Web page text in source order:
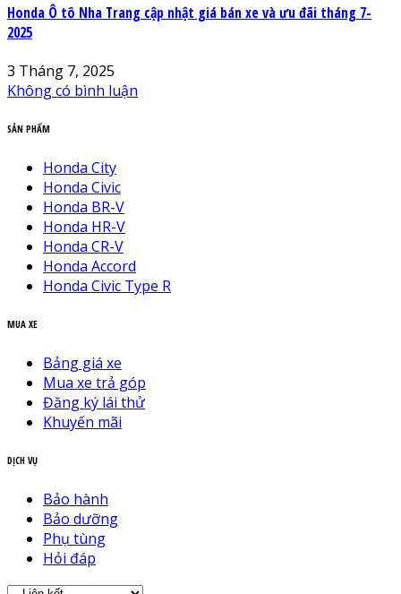
Honda Ô tô Nha Trang cập nhật giá bán xe và ưu đãi tháng 7-
2025
3 Tháng 7, 2025
Không có bình luận
SẢN PHẨM
Honda City
Honda Civic
Honda BR-V
Honda HR-V
Honda CR-V
Honda Accord
Honda Civic Type R
MUA XE
Bảng giá xe
Mua xe trả góp
Đăng ký lái thử
Khuyến mãi
DỊCH VỤ
Bảo hành
Bảo dưỡng
Phụ tùng
Hỏi đáp